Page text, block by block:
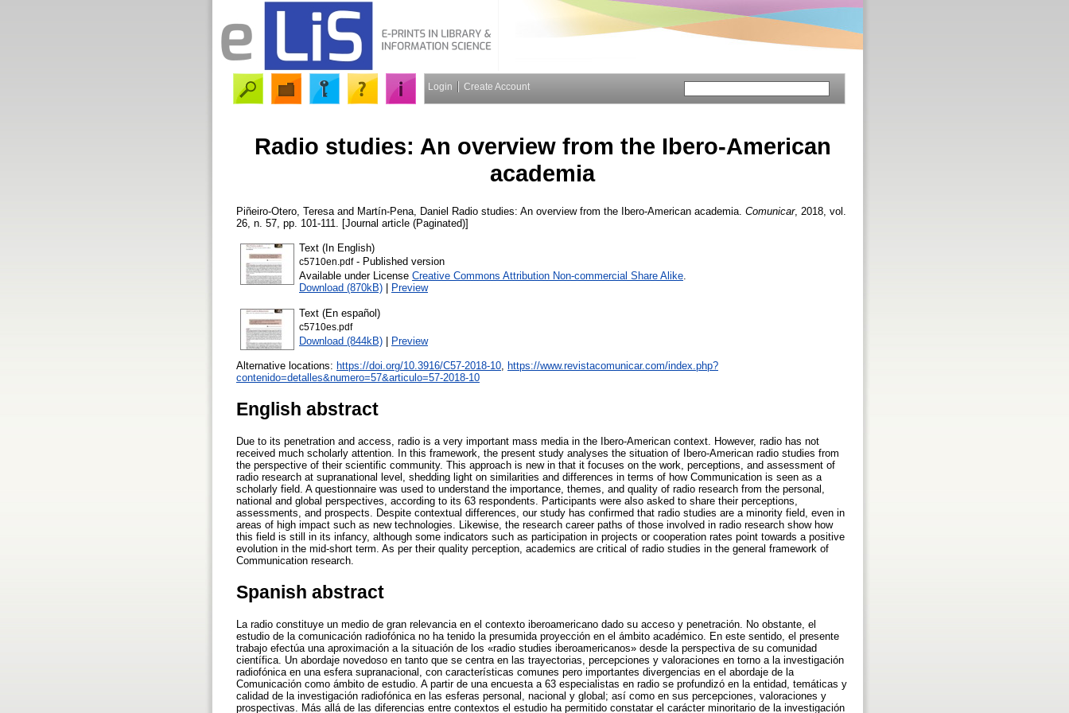
Login Create Account
Radio studies: An overview from the Ibero-American
academia
Piñeiro-Otero, Teresa and Martín-Pena, Daniel Radio studies: An overview from the Ibero-American academia. Comunicar, 2018, vol.
26, n. 57, pp. 101-111. [Journal article (Paginated)]
Text (In English)
c5710en.pdf- Published version
Available under License Creative Commons Attribution Non-commercial Share Alike
Download (870kB) | Preview
Text (En español)
c5710es.pdf
Download (844kB) | Preview
Alternative locations: https://doi.org/10.3916/C57-2018-10 https://www.revistacomunicar.com/index.php?
contenido=detalles&numero=57&articulo=57-2018-10
English abstract
Due to its penetration and access, radio is a very important mass media in the Ibero-American context. However, radio has not
received much scholarly attention. In this framework, the present study analyses the situation of Ibero-American radio studies from
the perspective of their scientific community. This approach is new in that it focuses on the work, perceptions, and assessment of
radio research at supranational level, shedding light on similarities and differences in terms of how Communication is seen as a
scholarly field. A questionnaire was used to understand the importance, themes, and quality of radio research from the personal,
national and global perspectives, according to its 63 respondents. Participants were also asked to share their perceptions,
assessments, and prospects. Despite contextual differences, our study has confirmed that radio studies are a minority field, even in
areas of high impact such as new technologies. Likewise, the research career paths of those involved in radio research show how
this field is still in its infancy, although some indicators such as participation in projects or cooperation rates point towards a positive
evolution in the mid-short term. As per their quality perception, academics are critical of radio studies in the general framework of
Communication research.
Spanish abstract
La radio constituye un medio de gran relevancia en el contexto iberoamericano dado su acceso y penetración. No obstante, el
estudio de la comunicación radiofónica no ha tenido la presumida proyección en el ámbito académico. En este sentido, el presente
trabajo efectúa una aproximación a la situación de los «radio studies iberoamericanos» desde la perspectiva de su comunidad
científica. Un abordaje novedoso en tanto que se centra en las trayectorias, percepciones y valoraciones en torno a la investigación
radiofónica en una esfera supranacional, con características comunes pero importantes divergencias en el abordaje de la
Comunicación como ámbito de estudio. A partir de una encuesta a 63 especialistas en radio se profundizó en la entidad, temáticas y
calidad de la investigación radiofónica en las esferas personal, nacional y global; así como en sus percepciones, valoraciones y
prospectivas. Más allá de las diferencias entre contextos el estudio ha permitido constatar el carácter minoritario de la investigación